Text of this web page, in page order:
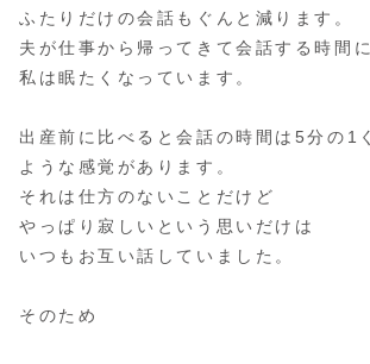
ふたりだけの会話もぐんと減ります。
夫が仕事から帰ってきて会話する時間
私は眠たくなっています。
出産前に比べると会話の時間は5分の1
ような感覚があります。
それは仕方のないことだけど
やっぱり寂しいという思いだけは
いつもお互い話していました。
そのため